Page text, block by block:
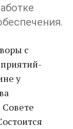
с
у
Совете